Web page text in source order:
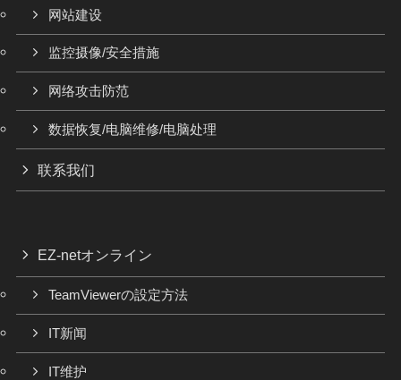
网站建设
监控摄像/安全措施
网络攻击防范
数据恢复/电脑维修/电脑处理
联系我们
EZ-netオンライン
TeamViewerの設定方法
IT新闻
IT维护